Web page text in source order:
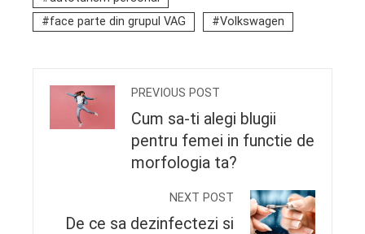
face parte din grupul VAG
Volkswagen
PREVIOUS POST
Cum sa-ti alegi blugii
pentru femei in functie de
morfologia ta?
NEXT POST
De ce sa dezinfectezi si